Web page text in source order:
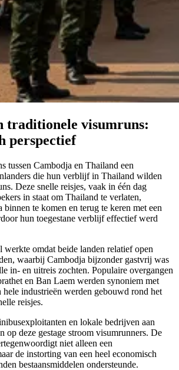
traditionele visumruns:
perspectief
tussen Cambodja en Thailand een
die hun verblijf in Thailand wilden
Deze snelle reisjes, vaak in één dag
in staat om Thailand te verlaten,
te komen en terug te keren met een
hun toegestane verblijf effectief werd
werkte omdat beide landen relatief open
waarbij Cambodja bijzonder gastvrij was
in- en uitreis zochten. Populaire overgangen
en Ban Laem werden synoniem met
hele industrieën werden gebouwd rond het
reisjes.
en lokale bedrijven aan
op deze gestage stroom visumrunners. De
niet alleen een
de instorting van een heel economisch
bestaansmiddelen ondersteunde.